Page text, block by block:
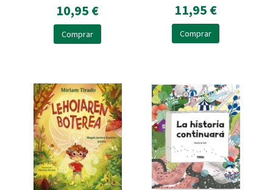
10,95 €
Comprar
11,95 €
Comprar